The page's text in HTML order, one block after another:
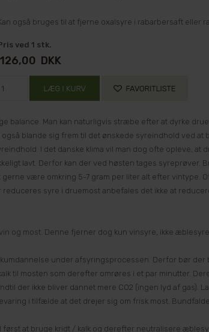
også bruges til at fjerne oxalsyre i rabarbersaft eller
ved 1 stk.
126,00 DKK
balance. Man kan naturligvis stræbe efter at dyrke
blande sig frem til det ønskede syreindhold ved at
I det danske klima vil man dog ofte opleve, at
lavt. Derfor kan der ved høsten tages syreprøver.
være omkring 5-7 gram per liter alt efter vintype.
reduceres syre i druemost anbefales det ikke at
og most. Denne fjerner dog kun vinsyre, ikke
under afsyringsprocessen. Derfor bør
til mosten som derefter omrøres i et par minutter.
der ikke bliver dannet mere CO2 (ingen lyd af gas).
i tilfælde at det drejer sig om frisk most.
at bruge kridt / kalk og derefter neutralisere